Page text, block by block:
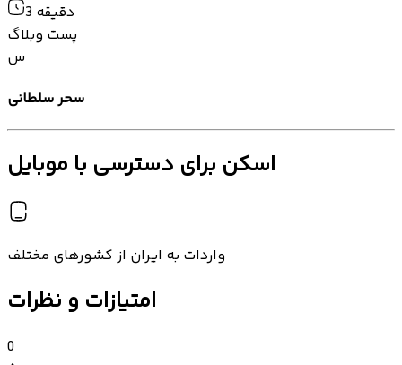
3 دقیقه
پست وبلاگ
س
سحر سلطانی
اسکن برای دسترسی با موبایل
واردات به ایران از کشورهای مختلف
امتیازات و نظرات
0